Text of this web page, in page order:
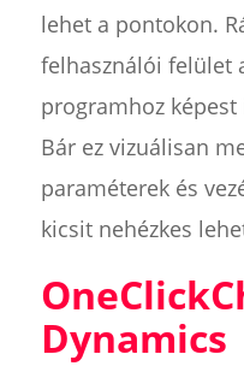
lehet a pontokon.
felhasználói felület
programhoz
Bár ez vizuálisan
paraméterek és
kicsit nehézkes
Dynamics